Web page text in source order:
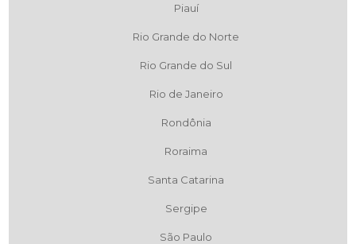
Piauí
Rio Grande do Norte
Rio Grande do Sul
Rio de Janeiro
Rondônia
Roraima
Santa Catarina
Sergipe
São Paulo